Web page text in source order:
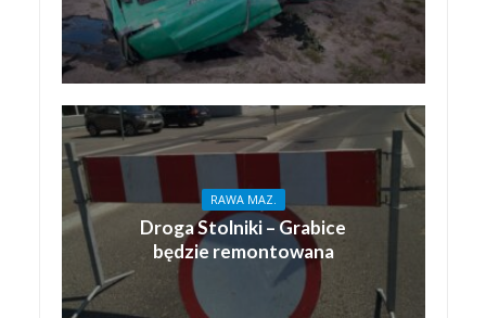
RAWA MAZ.
Droga Stolniki – Grabice
będzie remontowana